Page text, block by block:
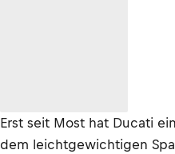
Erst seit Most hat Ducati
dem leichtgewichtigen